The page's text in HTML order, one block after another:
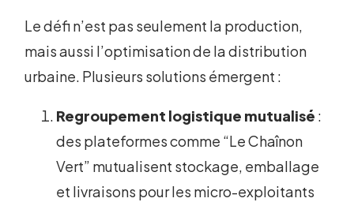
Le défi n’est pas seulement la production,
mais aussi l’optimisation de la distribution
urbaine. Plusieurs solutions émergent :
Regroupement logistique mutualisé :
des plateformes comme “Le Chaînon
Vert” mutualisent stockage, emballage
et livraisons pour les micro-exploitants